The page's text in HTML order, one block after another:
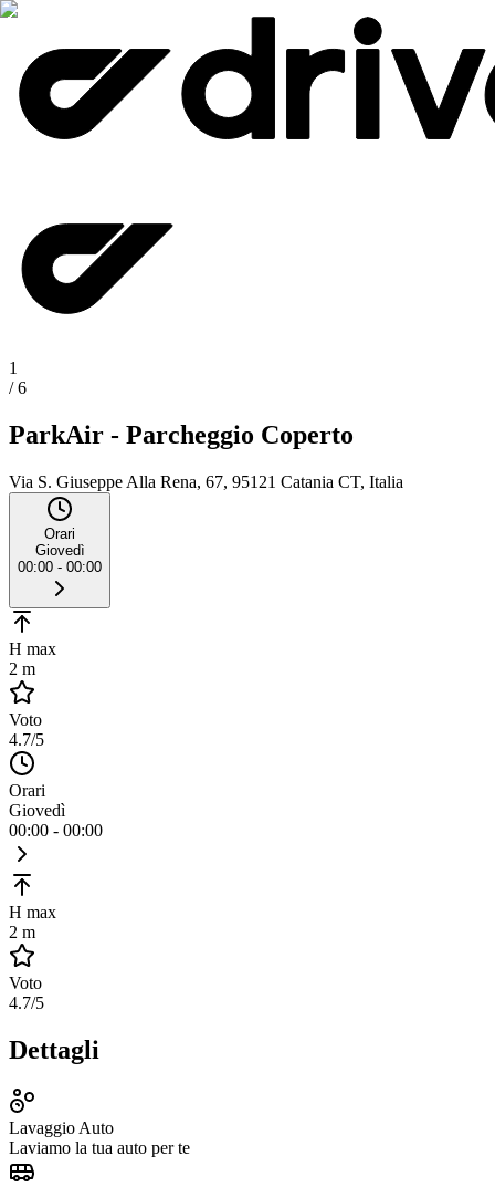
1
/6
ParkAir - Parcheggio Coperto
Via S. Giuseppe Alla Rena, 67, 95121 Catania CT, Italia
Orari
Giovedì
00:00 - 00:00
H max
2 m
Voto
4.7/5
Orari
Giovedì
00:00 - 00:00
H max
2 m
Voto
4.7/5
Dettagli
Lavaggio Auto
Laviamo la tua auto per te